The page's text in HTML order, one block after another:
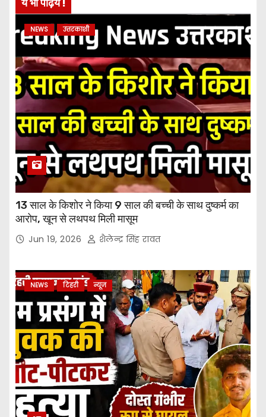
ये भी पढ़िये !
NEWS उत्तरकाशी
13 साल के किशोर ने किया 9 साल की बच्ची के साथ दुष्कर्म का
आरोप, खून से लथपथ मिली मासूम
Jun 19, 2026 शैलेन्द्र सिंह रावत
NEWS टिहरी न्यूज